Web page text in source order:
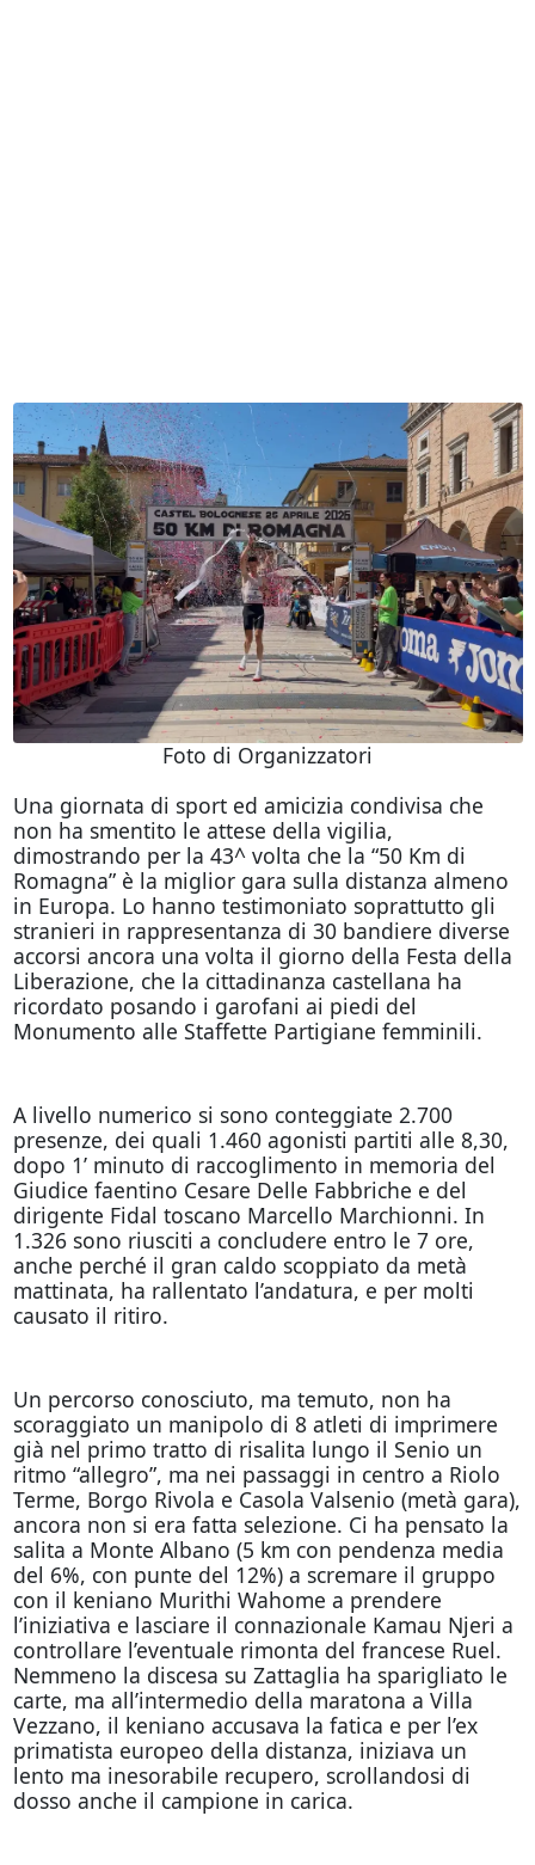
Foto di Organizzatori
Una giornata di sport ed amicizia condivisa che
non ha smentito le attese della vigilia,
dimostrando per la 43^ volta che la “50 Km di
Romagna” è la miglior gara sulla distanza almeno
in Europa. Lo hanno testimoniato soprattutto gli
stranieri in rappresentanza di 30 bandiere diverse
accorsi ancora una volta il giorno della Festa della
Liberazione, che la cittadinanza castellana ha
ricordato posando i garofani ai piedi del
Monumento alle Staffette Partigiane femminili.
A livello numerico si sono conteggiate 2.700
presenze, dei quali 1.460 agonisti partiti alle 8,30,
dopo 1’ minuto di raccoglimento in memoria del
Giudice faentino Cesare Delle Fabbriche e del
dirigente Fidal toscano Marcello Marchionni. In
1.326 sono riusciti a concludere entro le 7 ore,
anche perché il gran caldo scoppiato da metà
mattinata, ha rallentato l’andatura, e per molti
causato il ritiro.
Un percorso conosciuto, ma temuto, non ha
scoraggiato un manipolo di 8 atleti di imprimere
già nel primo tratto di risalita lungo il Senio un
ritmo “allegro”, ma nei passaggi in centro a Riolo
Terme, Borgo Rivola e Casola Valsenio (metà gara),
ancora non si era fatta selezione. Ci ha pensato la
salita a Monte Albano (5 km con pendenza media
del 6%, con punte del 12%) a scremare il gruppo
con il keniano Murithi Wahome a prendere
l’iniziativa e lasciare il connazionale Kamau Njeri a
controllare l’eventuale rimonta del francese Ruel.
Nemmeno la discesa su Zattaglia ha sparigliato le
carte, ma all’intermedio della maratona a Villa
Vezzano, il keniano accusava la fatica e per l’ex
primatista europeo della distanza, iniziava un
lento ma inesorabile recupero, scrollandosi di
dosso anche il campione in carica.